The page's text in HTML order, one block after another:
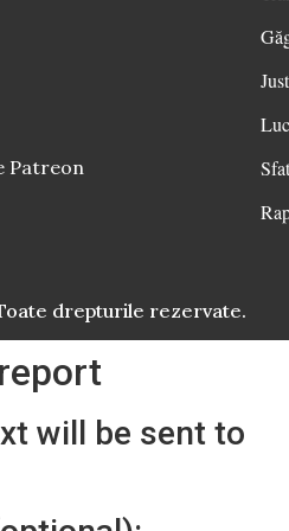
Patreon
drepturile rezervate.
will be sent to